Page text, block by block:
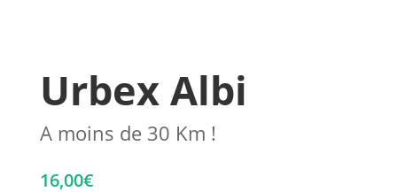
Urbex Albi
A moins de 30 Km !
16,00€